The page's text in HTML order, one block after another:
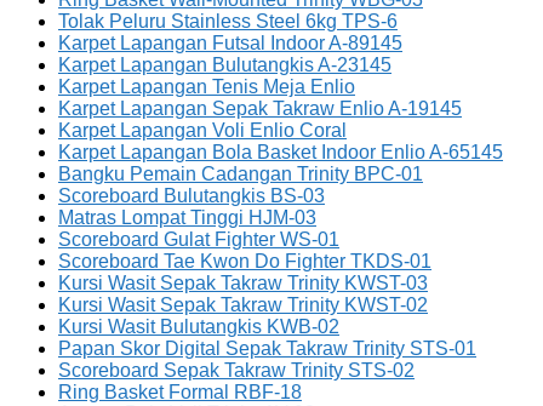
Tolak Peluru Stainless Steel 6kg TPS-6
Karpet Lapangan Futsal Indoor A-89145
Karpet Lapangan Bulutangkis A-23145
Karpet Lapangan Tenis Meja Enlio
Karpet Lapangan Sepak Takraw Enlio A-19145
Karpet Lapangan Voli Enlio Coral
Karpet Lapangan Bola Basket Indoor Enlio A-65145
Bangku Pemain Cadangan Trinity BPC-01
Scoreboard Bulutangkis BS-03
Matras Lompat Tinggi HJM-03
Scoreboard Gulat Fighter WS-01
Scoreboard Tae Kwon Do Fighter TKDS-01
Kursi Wasit Sepak Takraw Trinity KWST-03
Kursi Wasit Sepak Takraw Trinity KWST-02
Kursi Wasit Bulutangkis KWB-02
Papan Skor Digital Sepak Takraw Trinity STS-01
Scoreboard Sepak Takraw Trinity STS-02
Ring Basket Formal RBF-18